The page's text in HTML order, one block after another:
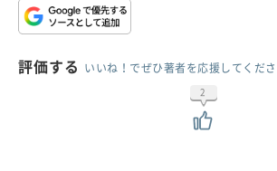
評価する いいね！でぜひ著者を応援してくだ
2